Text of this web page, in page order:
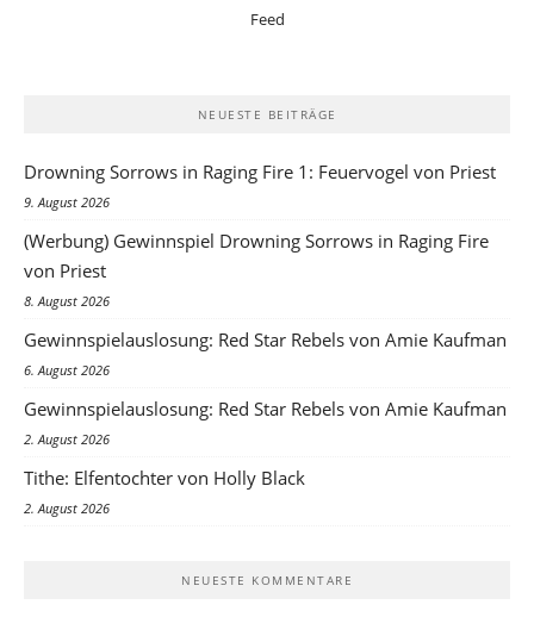
NEUESTE BEITRÄGE
Drowning Sorrows in Raging Fire 1: Feuervogel von Priest
9. August 2026
(Werbung) Gewinnspiel Drowning Sorrows in Raging Fire
von Priest
8. August 2026
Gewinnspielauslosung: Red Star Rebels von Amie Kaufman
6. August 2026
Gewinnspielauslosung: Red Star Rebels von Amie Kaufman
2. August 2026
Tithe: Elfentochter von Holly Black
2. August 2026
NEUESTE KOMMENTARE